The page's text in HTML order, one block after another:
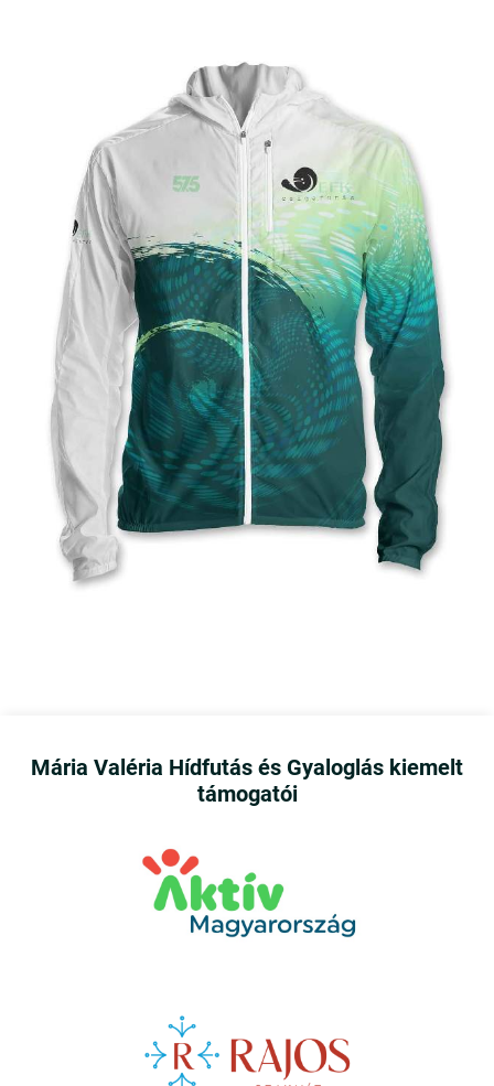
Mária Valéria Hídfutás és Gyaloglás kiemelt
támogatói